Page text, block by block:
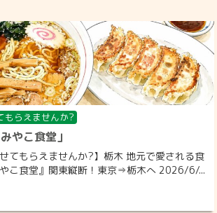
もらえませんか?
やこ食堂」
てもらえませんか?】栃木 地元で愛される食
こ食堂』関東縦断！東京⇒栃木へ 2026/6/...